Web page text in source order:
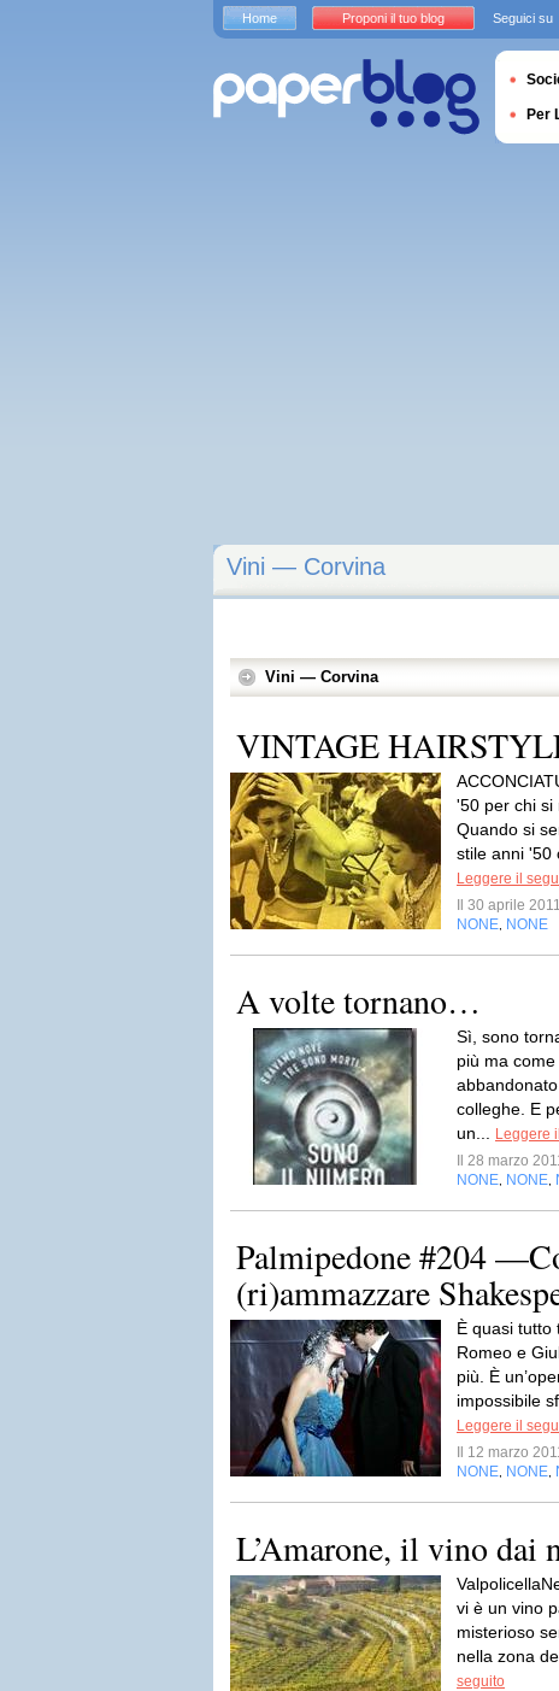
Vini — Corvina
Vini — Corvina
VINTAGE
'50 per chi si
Quando si
stile anni '50
Leggere il
Il 30 aprile
NONE NONE
A volte tornano…
Sì, sono
più ma
colleghe. E
un...
Leggere
Il 28 marzo
NONE NONE
Palmipedone #204
(ri)ammazzare
È quasi tutto
Romeo e
più. È
impossibile
Leggere il
Il 12 marzo
NONE NONE
L’Amarone, il vino dai
vi è un vino
misterioso
nella zona
seguito
Home Proponi il tuo blog Seguici su
Per